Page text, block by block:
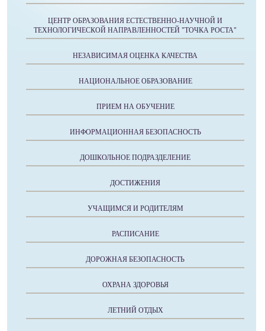
ЦЕНТР ОБРАЗОВАНИЯ ЕСТЕСТВЕННО-НАУЧНОЙ И
ТЕХНОЛОГИЧЕСКОЙ НАПРАВЛЕННОСТЕЙ "ТОЧКА РОСТА"
НЕЗАВИСИМАЯ ОЦЕНКА КАЧЕСТВА
НАЦИОНАЛЬНОЕ ОБРАЗОВАНИЕ
ПРИЕМ НА ОБУЧЕНИЕ
ИНФОРМАЦИОННАЯ БЕЗОПАСНОСТЬ
ДОШКОЛЬНОЕ ПОДРАЗДЕЛЕНИЕ
ДОСТИЖЕНИЯ
УЧАЩИМСЯ И РОДИТЕЛЯМ
РАСПИСАНИЕ
ДОРОЖНАЯ БЕЗОПАСНОСТЬ
ОХРАНА ЗДОРОВЬЯ
ЛЕТНИЙ ОТДЫХ